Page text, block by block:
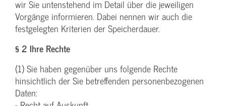
wir Sie untenstehend im Detail über die jeweiligen
Vorgänge informieren. Dabei nennen wir auch die
festgelegten Kriterien der Speicherdauer.
§ 2 Ihre Rechte
(1) Sie haben gegenüber uns folgende Rechte
hinsichtlich der Sie betreffenden personenbezogenen
Daten: